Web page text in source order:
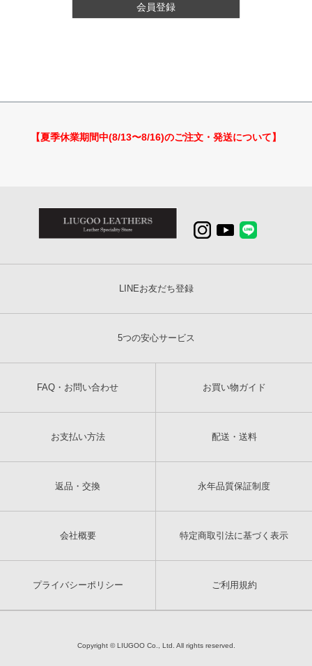
会員登録
【夏季休業期間中(8/13〜8/16)のご注文・発送について】
LINEお友だち登録
5つの安心サービス
FAQ・お問い合わせ お買い物ガイド
お支払い方法 配送・送料
返品・交換 永年品質保証制度
会社概要 特定商取引法に基づく表示
プライバシーポリシー ご利用規約
Copyright © LIUGOO Co., Ltd. All rights reserved.